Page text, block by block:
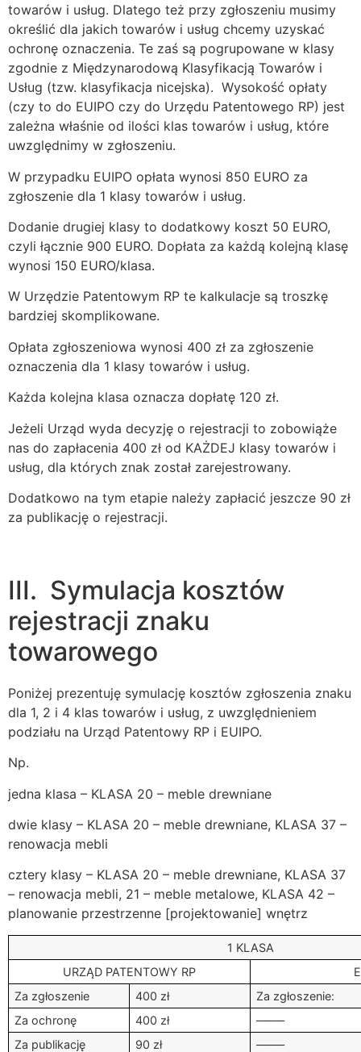
towarów i usług. Dlatego też przy zgłoszeniu musimy
określić dla jakich towarów i usług chcemy uzyskać
ochronę oznaczenia. Te zaś są pogrupowane w klasy
zgodnie z Międzynarodową Klasyfikacją Towarów i
Usług (tzw. klasyfikacja nicejska). Wysokość opłaty
(czy to do EUIPO czy do Urzędu Patentowego RP) jest
zależna właśnie od ilości klas towarów i usług, które
uwzględnimy w zgłoszeniu.
W przypadku EUIPO opłata wynosi 850 EURO za
zgłoszenie dla 1 klasy towarów i usług.
Dodanie drugiej klasy to dodatkowy koszt 50 EURO,
czyli łącznie 900 EURO. Dopłata za każdą kolejną klasę
wynosi 150 EURO/klasa.
W Urzędzie Patentowym RP te kalkulacje są troszkę
bardziej skomplikowane.
Opłata zgłoszeniowa wynosi 400 zł za zgłoszenie
oznaczenia dla 1 klasy towarów i usług.
Każda kolejna klasa oznacza dopłatę 120 zł.
Jeżeli Urząd wyda decyzję o rejestracji to zobowiąże
nas do zapłacenia 400 zł od KAŻDEJ klasy towarów i
usług, dla których znak został zarejestrowany.
Dodatkowo na tym etapie należy zapłacić jeszcze 90 zł
za publikację o rejestracji.
III. Symulacja kosztów
rejestracji znaku
towarowego
Poniżej prezentuję symulację kosztów zgłoszenia znaku
dla 1, 2 i 4 klas towarów i usług, z uwzględnieniem
podziału na Urząd Patentowy RP i EUIPO.
Np.
jedna klasa – KLASA 20 – meble drewniane
dwie klasy – KLASA 20 – meble drewniane, KLASA 37 –
renowacja mebli
cztery klasy – KLASA 20 – meble drewniane, KLASA 37
– renowacja mebli, 21 – meble metalowe, KLASA 42 –
planowanie przestrzenne [projektowanie] wnętrz
1 KLASA
URZĄD PATENTOWY RP
Za zgłoszenie
400 zł
Za zgłoszenie:
Za ochronę
400 zł
——–
Za publikację
90 zł ——–